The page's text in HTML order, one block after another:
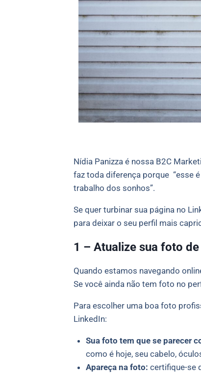
Nídia Panizza é nossa B2C
faz toda diferença porque “esse
trabalho dos sonhos”.
Se quer turbinar sua página no
para deixar o seu perfil mais
1 – Atualize sua foto
Quando estamos navegando
Se você ainda não tem foto no
Para escolher uma boa foto
LinkedIn:
Sua foto tem que se parecer
como é hoje, seu cabelo,
Apareça na foto: certifique-se